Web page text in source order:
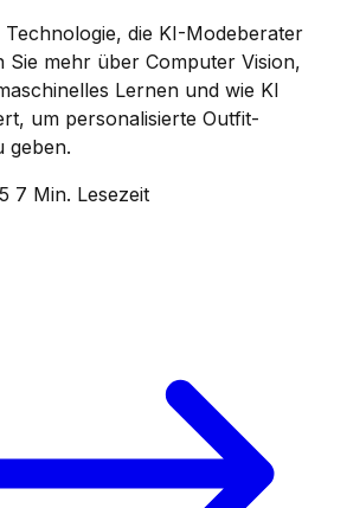
Technologie, die KI-Modeberater
Sie mehr über Computer Vision,
Lernen und wie KI
um personalisierte Outfit-
geben.
7 Min. Lesezeit